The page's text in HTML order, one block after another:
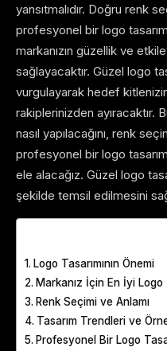
yansıtmalıdır. Doğru renk
profesyonel bir logo
markanızın güzellik ve
sağlayacaktır. Güzel logo
vurgulayarak hedef
rakiplerinizden ayıracaktır.
nasıl yapılacağını, renk
profesyonel bir logo
ele alacağız. Güzel logo
şekilde temsil edilmesini
Logo Tasarımının Önemi
Markanız İçin En İyi Logo
Renk Seçimi ve Anlamı
Tasarım Trendleri ve
Profesyonel Bir Logo